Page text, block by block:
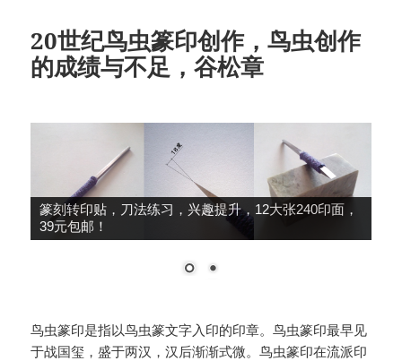
20世纪鸟虫篆印创作，鸟虫创作
的成绩与不足，谷松章
篆刻转印贴，刀法练习，兴趣提升，12大张240印面，
39元包邮！
鸟虫篆印是指以鸟虫篆文字入印的印章。鸟虫篆印最早见
于战国玺，盛于两汉，汉后渐渐式微。鸟虫篆印在流派印